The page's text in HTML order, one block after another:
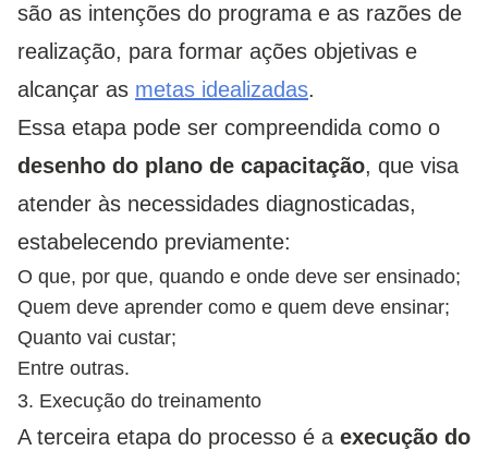
são as intenções do programa e as razões de
realização, para formar ações objetivas e
alcançar as metas idealizadas.
Essa etapa pode ser compreendida como o
desenho do plano de capacitação, que visa
atender às necessidades diagnosticadas,
estabelecendo previamente:
O que, por que, quando e onde deve ser ensinado;
Quem deve aprender como e quem deve ensinar;
Quanto vai custar;
Entre outras.
3. Execução do treinamento
A terceira etapa do processo é a execução do